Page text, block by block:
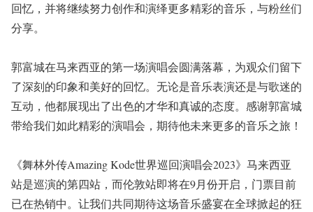
回忆，并将继续努力创作和演绎更多精彩的音乐，与粉丝们
分享。
郭富城在马来西亚的第一场演唱会圆满落幕，为观众们留下
了深刻的印象和美好的回忆。无论是音乐表演还是与歌迷的
互动，他都展现出了出色的才华和真诚的态度。感谢郭富城
带给我们如此精彩的演唱会，期待他未来更多的音乐之旅！
《舞林外传Amazing Kode世界巡回演唱会2023》马来西亚
站是巡演的第四站，而伦敦站即将在9月份开启，门票目前
已在热销中。让我们共同期待这场音乐盛宴在全球掀起的狂